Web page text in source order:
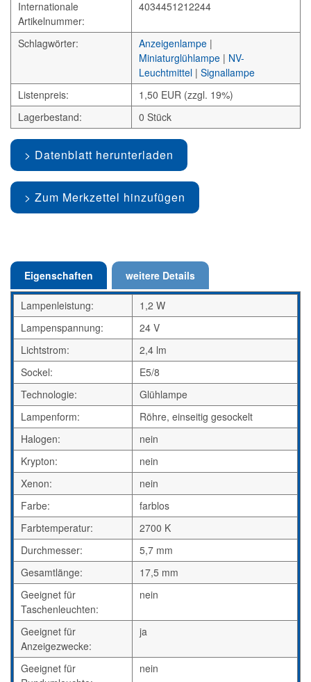
Internationale
Artikelnummer:
4034451212244
Schlagwörter: Anzeigenlampe |
Miniaturglühlampe | NV-
Leuchtmittel | Signallampe
Listenpreis:
1,50 EUR (zzgl. 19%)
Lagerbestand:
0 Stück
Datenblatt herunterladen
Zum Merkzettel hinzufügen
Eigenschaften weitere Details
Lampenleistung:
1,2 W
Lampenspannung:
24 V
Lichtstrom:
2,4 lm
Sockel:
E5/8
Technologie:
Glühlampe
Lampenform:
Röhre, einseitig gesockelt
Halogen:
nein
Krypton:
nein
Xenon:
nein
Farbe:
farblos
Farbtemperatur:
2700 K
Durchmesser:
5,7 mm
Gesamtlänge:
17,5 mm
Geeignet für
Taschenleuchten:
nein
Geeignet für
Anzeigezwecke:
ja
Geeignet für
nein